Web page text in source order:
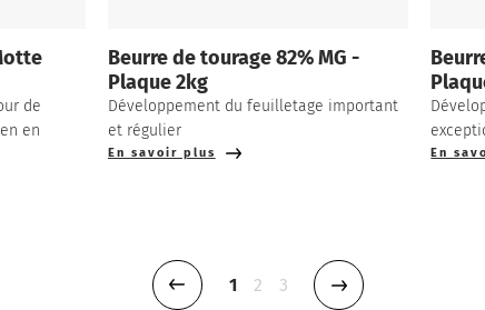
de
en
Beurre de tourage 82% MG -
Plaque 2kg
Développement du feuilletage important
et régulier
En savoir plus En
Page précédence
1 2 3
Page précédente